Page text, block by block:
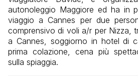
autonoleggio Maggiore ed ha in
viaggio a Cannes per due
comprensivo di voli a/r per Nizza,
a Cannes, soggiorno in hotel di
prima colazione, cena più
sulla spiaggia.